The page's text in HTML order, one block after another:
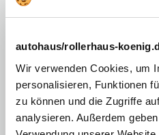
autohaus/rollerhaus-
Wir verwenden Cookies, um
personalisieren, Funktionen
zu können und die Zugriffe
analysieren. Außerdem
Einparkhilfe (PDC) mit
Außenspiegel abklappbar
Innenraumfilter